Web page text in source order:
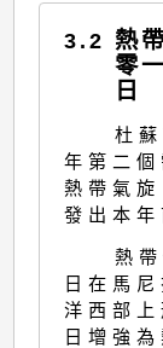
3.2 熱
零
日
杜
年第二
熱帶氣
發出本
熱
日在馬
洋西部
日增強